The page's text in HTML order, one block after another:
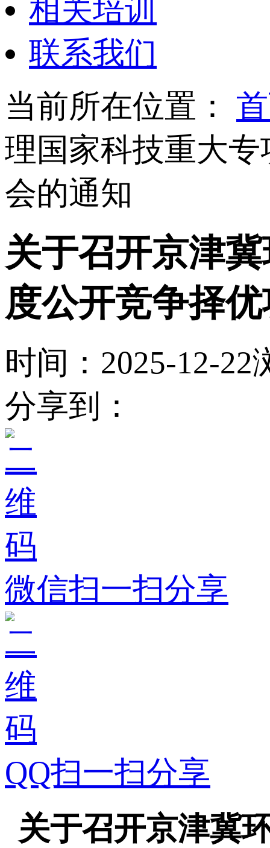
相关培训
联系我们
当前所在位置：
理国家科技重大
会的通知
关于召开京津
度公开竞争择
时间：2025-12-22
分享到：
微信扫一扫分享
QQ扫一扫分享
关于召开京津冀